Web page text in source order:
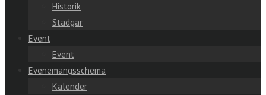
Historik
Stadgar
Event
Event
Evenemangsschema
Kalender